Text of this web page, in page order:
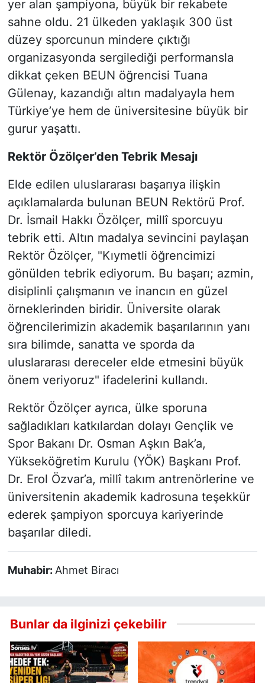
yer alan şampiyona, büyük bir rekabete
sahne oldu. 21 ülkeden yaklaşık 300 üst
düzey sporcunun mindere çıktığı
organizasyonda sergilediği performansla
dikkat çeken BEUN öğrencisi Tuana
Gülenay, kazandığı altın madalyayla hem
Türkiye’ye hem de üniversitesine büyük bir
gurur yaşattı.
Rektör Özölçer’den Tebrik Mesajı
Elde edilen uluslararası başarıya ilişkin
açıklamalarda bulunan BEUN Rektörü Prof.
Dr. İsmail Hakkı Özölçer, millî sporcuyu
tebrik etti. Altın madalya sevincini paylaşan
Rektör Özölçer, "Kıymetli öğrencimizi
gönülden tebrik ediyorum. Bu başarı; azmin,
disiplinli çalışmanın ve inancın en güzel
örneklerinden biridir. Üniversite olarak
öğrencilerimizin akademik başarılarının yanı
sıra bilimde, sanatta ve sporda da
uluslararası dereceler elde etmesini büyük
önem veriyoruz" ifadelerini kullandı.
Rektör Özölçer ayrıca, ülke sporuna
sağladıkları katkılardan dolayı Gençlik ve
Spor Bakanı Dr. Osman Aşkın Bak’a,
Yükseköğretim Kurulu (YÖK) Başkanı Prof.
Dr. Erol Özvar’a, millî takım antrenörlerine ve
üniversitenin akademik kadrosuna teşekkür
ederek şampiyon sporcuya kariyerinde
başarılar diledi.
Muhabir:Ahmet Biracı
Bunlar da ilginizi çekebilir